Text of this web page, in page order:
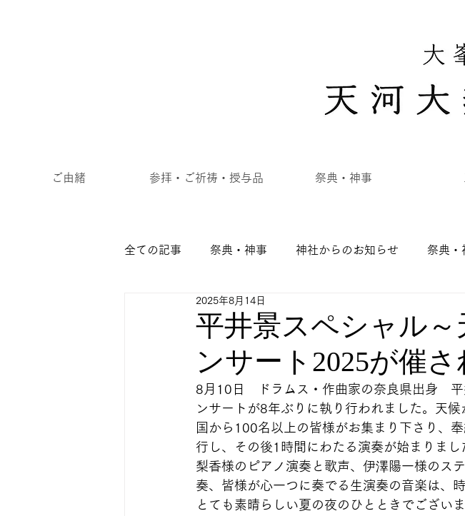
ご由緒 参拝・ご祈祷・授与品 祭典・神事
全ての記事 祭典・神事 神社からのお知らせ 祭典・
平井景スペシャル～
ンサート2025が催
2025年8月14日
8月10日　ドラムス・作曲家の奈良県出身　
ンサートが8年ぶりに執り行われました。天
国から100名以上の皆様がお集まり下さり、
行し、その後1時間にわたる演奏が始まりま
梨香様のピアノ演奏と歌声、伊澤陽一様のス
奏、皆様が心一つに奏でる生演奏の音楽は、
とても素晴らしい夏の夜のひとときでござい